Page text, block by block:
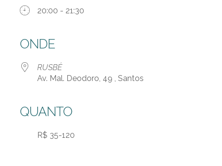
20:00 - 21:30
ONDE
RUSBÉ
Av. Mal. Deodoro, 49 , Santos
QUANTO
R$ 35-120